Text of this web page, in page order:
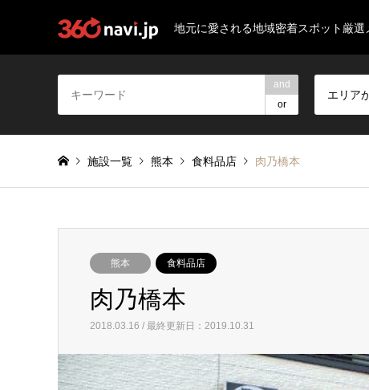
地元に愛される地域密着スポット厳選
and
or
エリア
施設一覧 熊本 食料品店 肉乃橋本
熊本 食料品店
肉乃橋本
2018.03.16 / 最終更新日：2019.10.31